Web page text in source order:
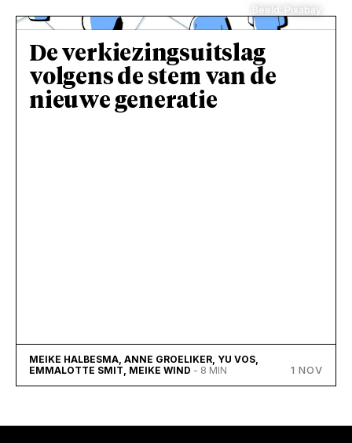
Beeld: Pixabay
De verkiezingsuitslag
volgens de stem van de
nieuwe generatie
MEIKE HALBESMA, ANNE GROELIKER, YU VOS,
EMMALOTTE SMIT, MEIKE WIND - 8 MIN 1 NOV